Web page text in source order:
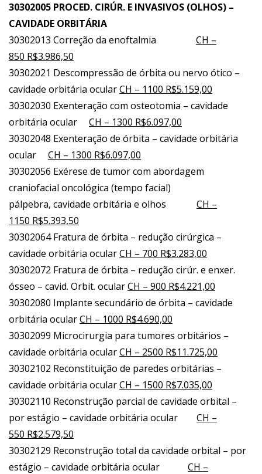
30302005 PROCED. CIRÚR. E INVASIVOS (OLHOS) –
CAVIDADE ORBITÁRIA
30302013 Correção da enoftalmia CH –
850 R$3.986,50
30302021 Descompressão de órbita ou nervo ótico –
cavidade orbitária ocularCH – 1100 R$5.159,00
30302030 Exenteração com osteotomia – cavidade
orbitária ocular CH – 1300 R$6.097,00
30302048 Exenteração de órbita – cavidade orbitária
ocular CH – 1300 R$6.097,00
30302056 Exérese de tumor com abordagem
craniofacial oncológica (tempo facial)
pálpebra, cavidade orbitária e olhos CH –
1150 R$5.393,50
30302064 Fratura de órbita – redução cirúrgica –
cavidade orbitária ocularCH – 700 R$3.283,00
30302072 Fratura de órbita – redução cirúr. e enxer.
ósseo – cavid. Orbit. ocularCH – 900 R$4.221,00
30302080 Implante secundário de órbita – cavidade
orbitária ocularCH – 1000 R$4.690,00
30302099 Microcirurgia para tumores orbitários –
cavidade orbitária ocularCH – 2500 R$11.725,00
30302102 Reconstituição de paredes orbitárias –
cavidade orbitária ocularCH – 1500 R$7.035,00
30302110 Reconstrução parcial de cavidade orbital –
por estágio – cavidade orbitária ocular CH –
550 R$2.579,50
30302129 Reconstrução total da cavidade orbital – por
estágio – cavidade orbitária ocular CH –